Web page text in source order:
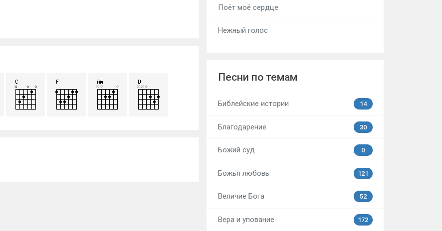
Поёт моё сердце
Нежный голос
Песни по темам
Библейские истории 14
Благодарение 30
Божий суд 0
Божья любовь 121
Величие Бога 52
Вера и упование 172